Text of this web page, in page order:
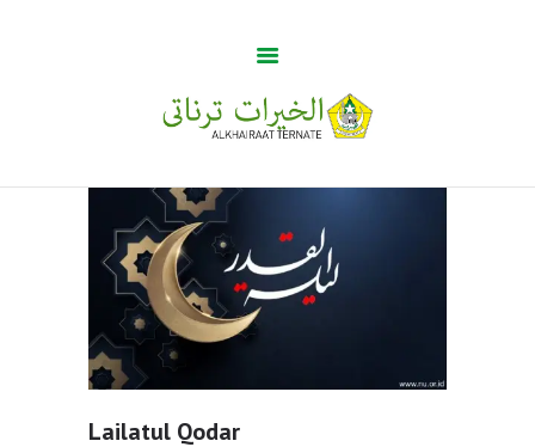
Home
Khabar
BUMA
Profile
Gallery
Lailatul Qodar